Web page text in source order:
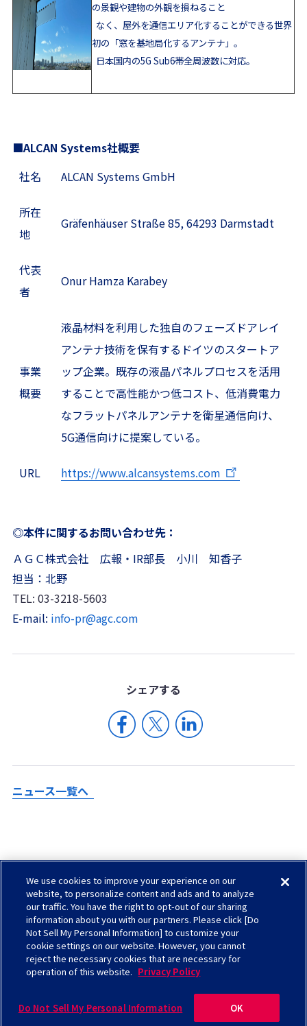
の景観や建物の外観を損ねること
なく、屋外を通信エリア化することができる世界
初の「窓を基地局化するアンテナ」。
日本国内の5G Sub6帯全周波数に対応。
■ALCAN Systems社概要
社名
ALCAN Systems GmbH
所在
地
Gräfenhäuser Straße 85, 64293 Darmstadt
代表
者
Onur Hamza Karabey
事業
概要
液晶材料を利用した独自のフェーズドアレイ
アンテナ技術を保有するドイツのスタートア
ップ企業。既存の液晶パネルプロセスを活用
することで高性能かつ低コスト、低消費電力
なフラットパネルアンテナを衛星通信向け、
5G通信向けに提案している。
URL https://www.alcansystems.com
◎本件に関するお問い合わせ先：
ＡＧＣ株式会社 広報・IR部長 小川 知香子
担当：北野
TEL: 03-3218-5603
E-mail: info-pr@agc.com
シェアする
ニュース一覧へ
Check in AGC
サイトマップ
ソーシャルメディアについて
お問い合わせ
サイトのご利用について
©AGC Inc.
We use cookies to improve your experience on our
website, to personalize content and ads and to analyze
our traffic. You have the right to opt-out of our sharing
information about you with our partners. Please click [Do
Not Sell My Personal Information] to customize your
cookie settings on our website. However, you cannot
reject the necessary cookies that are necessary for
operation of this website. Privacy Policy
Do Not Sell My Personal Information OK